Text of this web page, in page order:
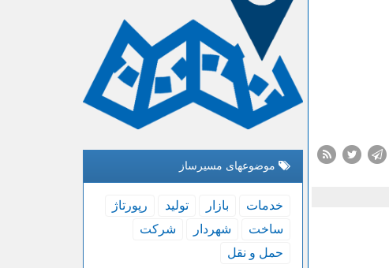
موضوعهای مسیرساز
خدمات بازار تولید
رپورتاژ
ساخت
شهردار
شركت
حمل و نقل